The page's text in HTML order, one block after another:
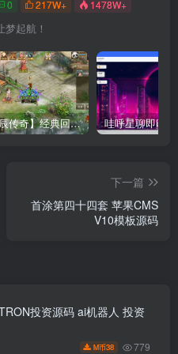
0 217W+ 1478W+
起航！
【星辰传奇】经典回合制手游+安卓端+GM工具+详细搭建教程
下一篇
首涂第四十四套 苹果CMS
V10模板源码
投资源码 ai机器人 投资
M币38 779